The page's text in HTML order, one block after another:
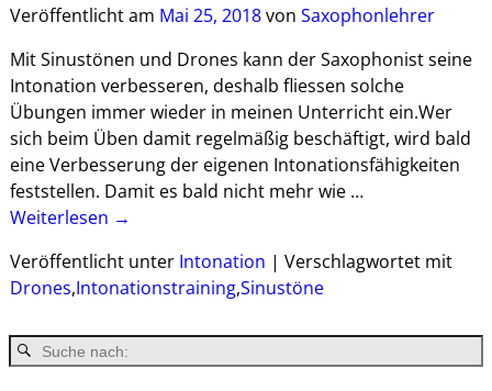
Veröffentlicht am Mai 25, 2018von Saxophonlehrer
Mit Sinustönen und Drones kann der Saxophonist seine
Intonation verbesseren, deshalb fliessen solche
Übungen immer wieder in meinen Unterricht ein.Wer
sich beim Üben damit regelmäßig beschäftigt, wird bald
eine Verbesserung der eigenen Intonationsfähigkeiten
feststellen. Damit es bald nicht mehr wie …
Weiterlesen →
Veröffentlicht unter Intonation | Verschlagwortet mit
Drones,Intonationstraining,Sinustöne